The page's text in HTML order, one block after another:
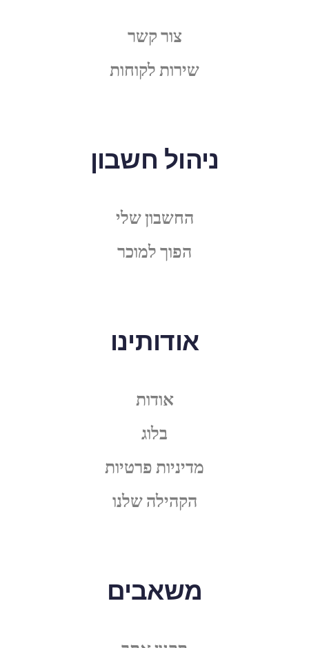
צור קשר
שירות לקוחות
ניהול חשבון
החשבון שלי
הפוך למוכר
אודותינו
אודות
בלוג
מדיניות פרטיות
הקהילה שלנו
משאבים